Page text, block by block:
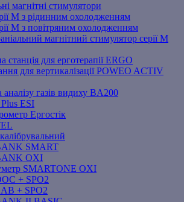
магнітні стимулятори
M з рідинним охолодженням
M з повітряним охолодженням
магнітний стимулятор серії M
станція для ерготерапії ERGO
для вертикалізації POWEO ACTIV
газів видиху BA200
ESI
Ергостік
SMART
OXI
SMARTONE OXI
+ SPO2
+ SPO2